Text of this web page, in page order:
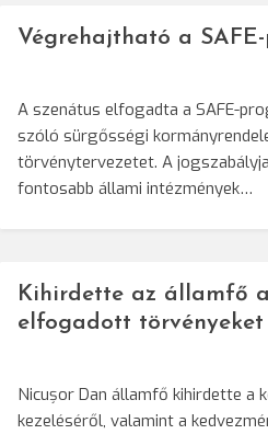
Végrehajtható a
A szenátus elfogadta a SAFE-
szóló sürgősségi
törvénytervezetet. A
fontosabb állami intézmények…
Kihirdette az államfő
elfogadott törvényeket
Nicușor Dan államfő kihirdette a
kezeléséről, valamint a